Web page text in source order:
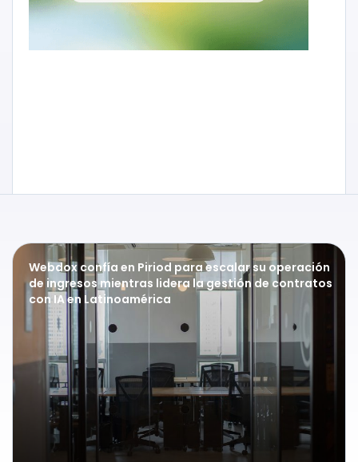
Webdox confía en Piriod para escalar su operación
de ingresos mientras lidera la gestión de contratos
con IA en Latinoamérica